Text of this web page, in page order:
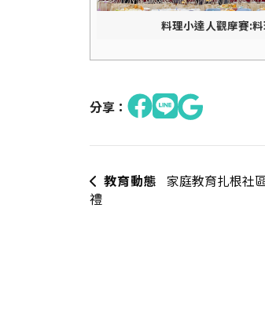
料理小達人觀摩賽:
分享：
教育動態
家庭教育扎根社
禮